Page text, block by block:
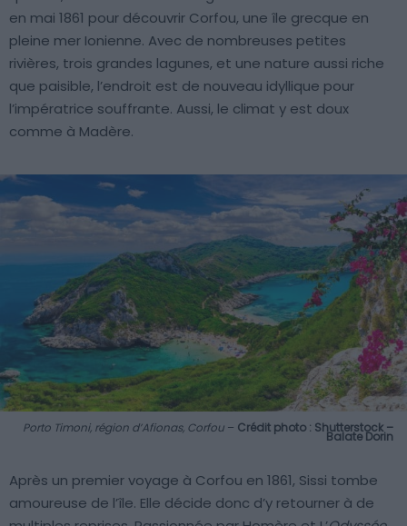
en mai 1861 pour découvrir Corfou, une île grecque en
pleine mer Ionienne. Avec de nombreuses petites
rivières, trois grandes lagunes, et une nature aussi riche
que paisible, l’endroit est de nouveau idyllique pour
l’impératrice souffrante. Aussi, le climat y est doux
comme à Madère.
Porto Timoni, région d’Afionas, Corfou – Crédit photo : Shutterstock –
Balate Dorin
Après un premier voyage à Corfou en 1861, Sissi tombe
amoureuse de l’île. Elle décide donc d’y retourner à de